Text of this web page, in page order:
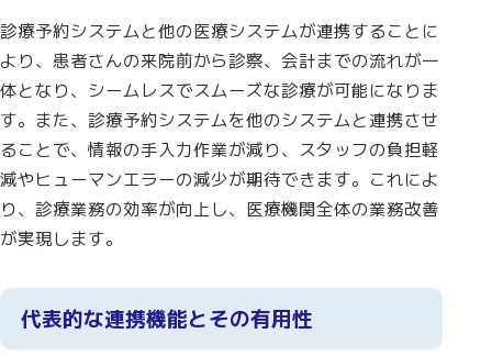
診療予約システムと他の医療システムが連携することに
より、患者さんの来院前から診察、会計までの流れが一
体となり、シームレスでスムーズな診療が可能になりま
す。また、診療予約システムを他のシステムと連携させ
ることで、情報の手入力作業が減り、スタッフの負担軽
減やヒューマンエラーの減少が期待できます。これによ
り、診療業務の効率が向上し、医療機関全体の業務改善
が実現します。
代表的な連携機能とその有用性